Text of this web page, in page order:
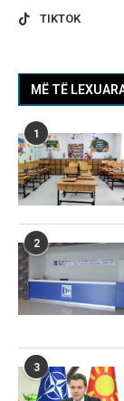
TIKTOK
MË TË
1
2
3